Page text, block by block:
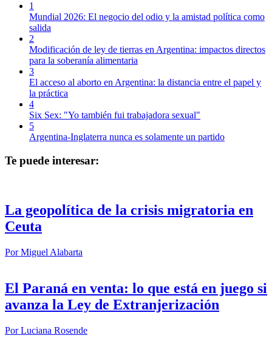
1
Mundial 2026: El negocio del odio y la amistad política como
salida
2
Modificación de ley de tierras en Argentina: impactos directos
para la soberanía alimentaria
3
El acceso al aborto en Argentina: la distancia entre el papel y
la práctica
4
Six Sex: "Yo también fui trabajadora sexual"
5
Argentina-Inglaterra nunca es solamente un partido
Te puede interesar:
La geopolítica de la crisis migratoria en
Ceuta
PorMiguel Alabarta
El Paraná en venta: lo que está en juego si
avanza la Ley de Extranjerización
PorLuciana Rosende